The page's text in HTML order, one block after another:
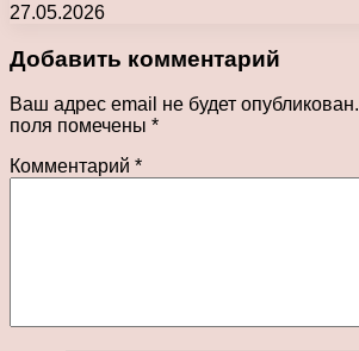
27.05.2026
Добавить комментарий
Ваш адрес email не будет опубликован.
поля помечены *
Комментарий *